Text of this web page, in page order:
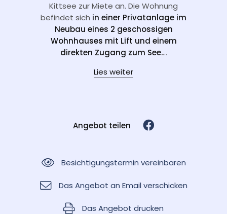
Kittsee zur Miete an. Die Wohnung
befindet sich in einer Privatanlage im
Neubau eines 2 geschossigen
Wohnhauses mit Lift und einem
direkten Zugang zum See....
Lies weiter
Angebot teilen
Besichtigungstermin vereinbaren
Das Angebot an Email verschicken
Das Angebot drucken